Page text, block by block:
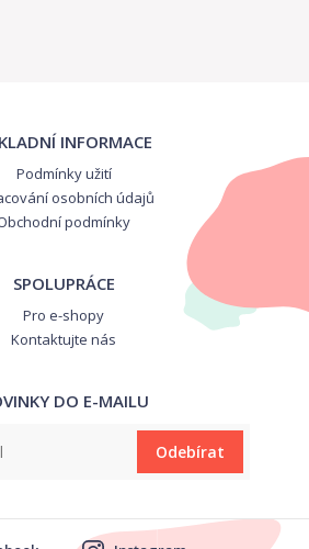
INFORMACE
Podmínky užití
osobních údajů
podmínky
SPOLUPRÁCE
Pro e-shopy
Kontaktujte nás
DO E-MAILU
Odebírat